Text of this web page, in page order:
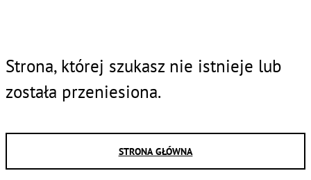
Strona, której szukasz nie istnieje lub
została przeniesiona.
STRONA GŁÓWNA